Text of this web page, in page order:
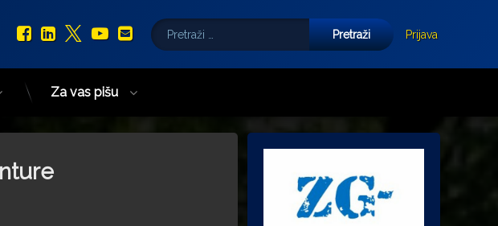
Facebook
LinkedIn
X.com
YouTube
E-mail
Pretraži:
Prijava
Za vas pišu